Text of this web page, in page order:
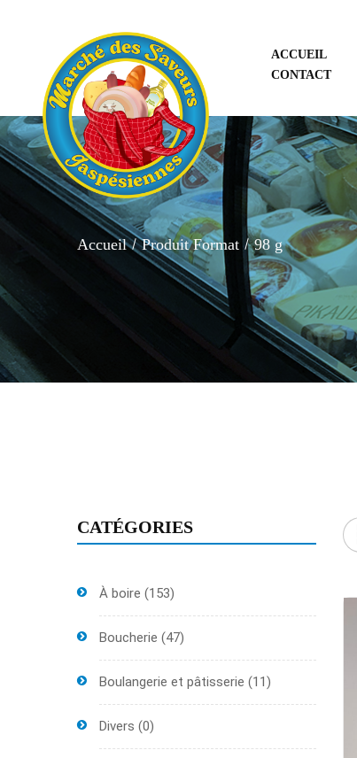
ACCUEIL
CONTACT
Accueil Produit Format 98 g
CATÉGORIES
À boire (153)
Boucherie (47)
Boulangerie et pâtisserie (11)
Divers (0)